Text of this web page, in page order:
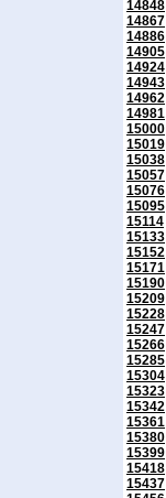
14848
14867
14886
14905
14924
14943
14962
14981
15000
15019
15038
15057
15076
15095
15114
15133
15152
15171
15190
15209
15228
15247
15266
15285
15304
15323
15342
15361
15380
15399
15418
15437